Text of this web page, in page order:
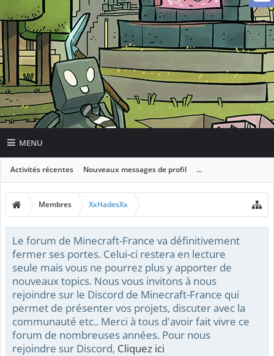
MENU
Activités récentes Nouveaux messages de profil ...
Membres XxHadesXx
Le forum de Minecraft-France va définitivement
fermer ses portes. Celui-ci restera en lecture
seule mais vous ne pourrez plus y apporter de
nouveaux topics. Nous vous invitons à nous
rejoindre sur le Discord de Minecraft-France qui
permet de présenter vos projets, discuter avec la
communauté etc.. Merci à tous d'avoir fait vivre ce
forum de nombreuses années. Pour nous
rejoindre sur Discord, Cliquez ici